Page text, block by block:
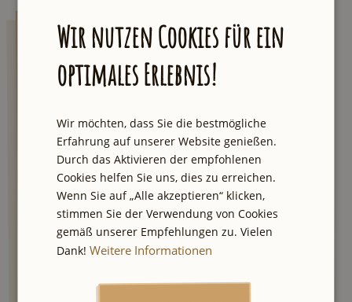
AUXpost
Lass dich von einzigartigen Touren und
jeden Samstag eine E-Mail mit der neuesten
Empfehlung aus unserer Stadt und einmal
im Quartal der große Newsletter mit besten
City Tipps und Verlosungen.
Ich stimme den
Wir nutzen Cookies für ein
optimales Erlebnis!
Wir möchten, dass Sie die bestmögliche
Erfahrung auf unserer Website genießen.
Durch das Aktivieren der empfohlenen
Cookies helfen Sie uns, dies zu erreichen.
Wenn Sie auf „Alle akzeptieren“ klicken,
stimmen Sie der Verwendung von Cookies
gemäß unserer Empfehlungen zu. Vielen
Dank!Weitere Informationen